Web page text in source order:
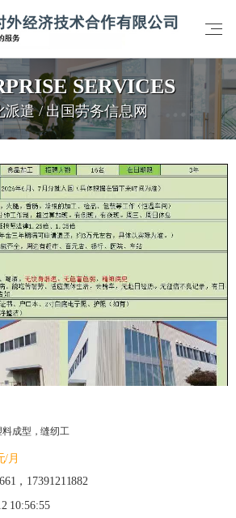
SERVICES
派遣 / 出国劳务信息网
成型，缝纫工
/月
，17391211882
10:56:55